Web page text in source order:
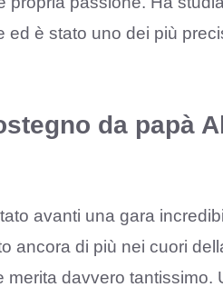
ed è stato uno dei più
da papà
avanti una gara
ancora di più nei cuori
davvero tantissimo.